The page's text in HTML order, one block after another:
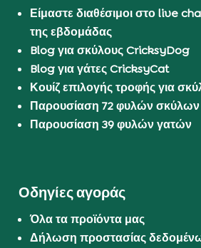
Είμαστε διαθέσιμοι στο live
της εβδομάδας
Blog για σκύλους CricksyDog
Blog για γάτες CricksyCat
Κουίζ επιλογής τροφής για
Παρουσίαση 72 φυλών σκύλων
Παρουσίαση 39 φυλών γατών
Οδηγίες αγοράς
Όλα τα προϊόντα μας
Δήλωση προστασίας